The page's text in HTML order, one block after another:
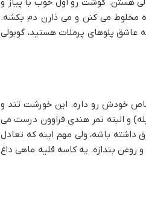
هستن. گوشت رو اول خوب با پیاز و
مخلوط می کنن و می ذارن دم بکشه.
پلوهای پرملات هستید، گوبولی
خودش رو داره. این خورشت تند و
و البته تمر هندی فراوون درست می
داشته باشه، ولی مهم اینه که تعادل
روغن بندازه. یه کاسه قلیه ماهی داغ